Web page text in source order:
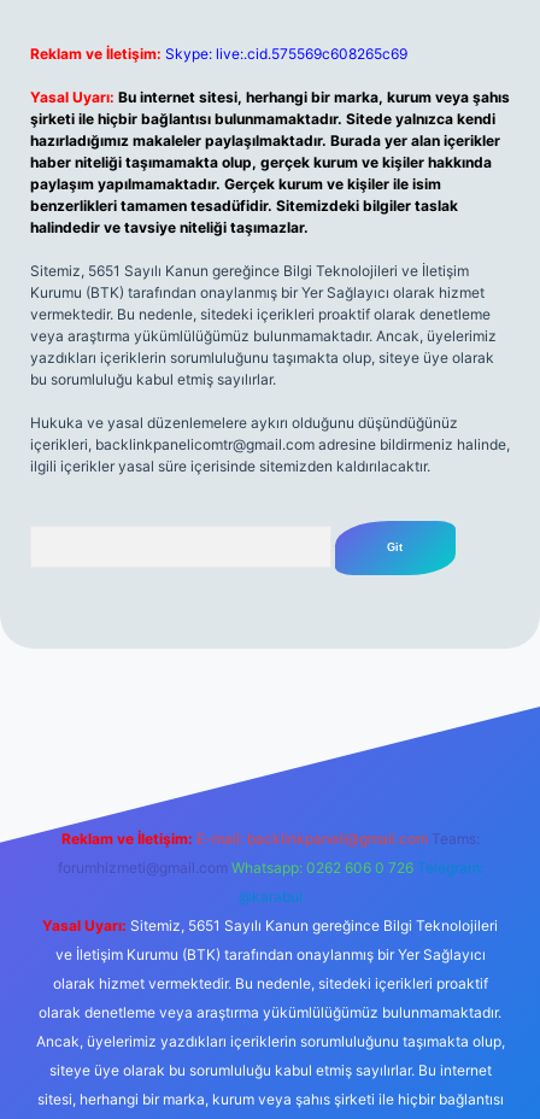
Reklam ve İletişim: Skype: live:.cid.575569c608265c69
Yasal Uyarı: Bu internet sitesi, herhangi bir marka, kurum veya şahıs
şirketi ile hiçbir bağlantısı bulunmamaktadır. Sitede yalnızca kendi
hazırladığımız makaleler paylaşılmaktadır. Burada yer alan içerikler
haber niteliği taşımamakta olup, gerçek kurum ve kişiler hakkında
paylaşım yapılmamaktadır. Gerçek kurum ve kişiler ile isim
benzerlikleri tamamen tesadüfidir. Sitemizdeki bilgiler taslak
halindedir ve tavsiye niteliği taşımazlar.
Sitemiz, 5651 Sayılı Kanun gereğince Bilgi Teknolojileri ve İletişim
Kurumu (BTK) tarafından onaylanmış bir Yer Sağlayıcı olarak hizmet
vermektedir. Bu nedenle, sitedeki içerikleri proaktif olarak denetleme
veya araştırma yükümlülüğümüz bulunmamaktadır. Ancak, üyelerimiz
yazdıkları içeriklerin sorumluluğunu taşımakta olup, siteye üye olarak
bu sorumluluğu kabul etmiş sayılırlar.
Hukuka ve yasal düzenlemelere aykırı olduğunu düşündüğünüz
içerikleri, backlinkpanelicomtr@gmail.com adresine bildirmeniz halinde,
ilgili içerikler yasal süre içerisinde sitemizden kaldırılacaktır.
Reklam ve İletişim: E-mail: backlinkpaneli@gmail.com Teams:
forumhizmeti@gmail.com Whatsapp: 0262 606 0 726 Telegram:
@karabul
Yasal Uyarı: Sitemiz, 5651 Sayılı Kanun gereğince Bilgi Teknolojileri
ve İletişim Kurumu (BTK) tarafından onaylanmış bir Yer Sağlayıcı
olarak hizmet vermektedir. Bu nedenle, sitedeki içerikleri proaktif
olarak denetleme veya araştırma yükümlülüğümüz bulunmamaktadır.
Ancak, üyelerimiz yazdıkları içeriklerin sorumluluğunu taşımakta olup,
siteye üye olarak bu sorumluluğu kabul etmiş sayılırlar. Bu internet
sitesi, herhangi bir marka, kurum veya şahıs şirketi ile hiçbir bağlantısı